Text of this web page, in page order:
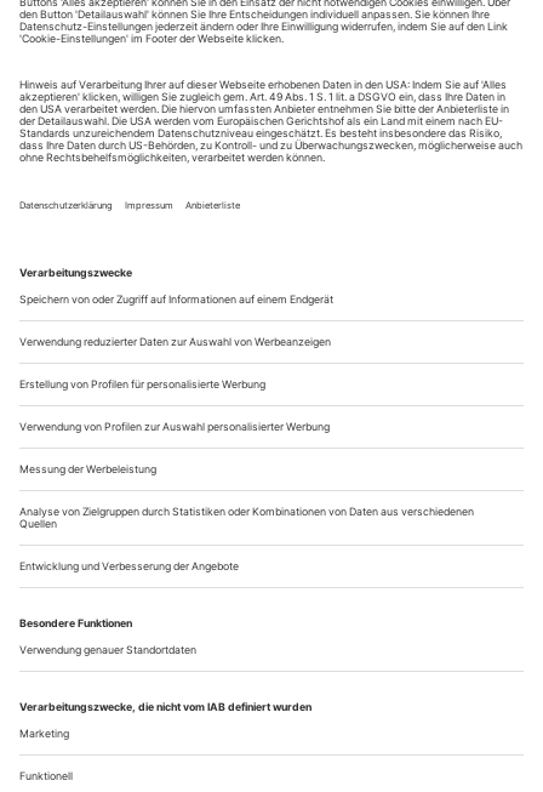
In diesen kreativen Dialogen, mit denen Ulms Tanzchefin...
Was bewegt ... Kristina Paulin
Nachgefragt
Ihr Beruf?
Stellvertreterin des Ballettdirektors und Hauschoreografin
beim Badischen Staatsballett Karlsruhe.
Ihr Temperament?
Ich bin eine sehr detailorientierte Denkerin, wenn ich kreiere.
Ich kann mich stundenlang mit sehr komplexen Details
beschäftigen, besonders wenn es um die Darstellung von
Figuren und die Handlung geht.
Was ist das Schönste, das Sie je über...
Die Lehrerin: Angélique Willkie
Sie sind Performerin, Sängerin, Dramaturgin, Pädagogin und
Dozentin an der Concordia University in Montréal, Kanada. Beim
Wiener «ImPulsTanz»-Festival werden Sie zwei Workshops leiten:
«Voice & Movement» und «No Neutral Canvas: a personal
dramaturgy». Was verstehen Sie unter «persönlicher
Dramaturgie»?
Wir sprechen von der Dramaturgie einer Performance als
Prozess...